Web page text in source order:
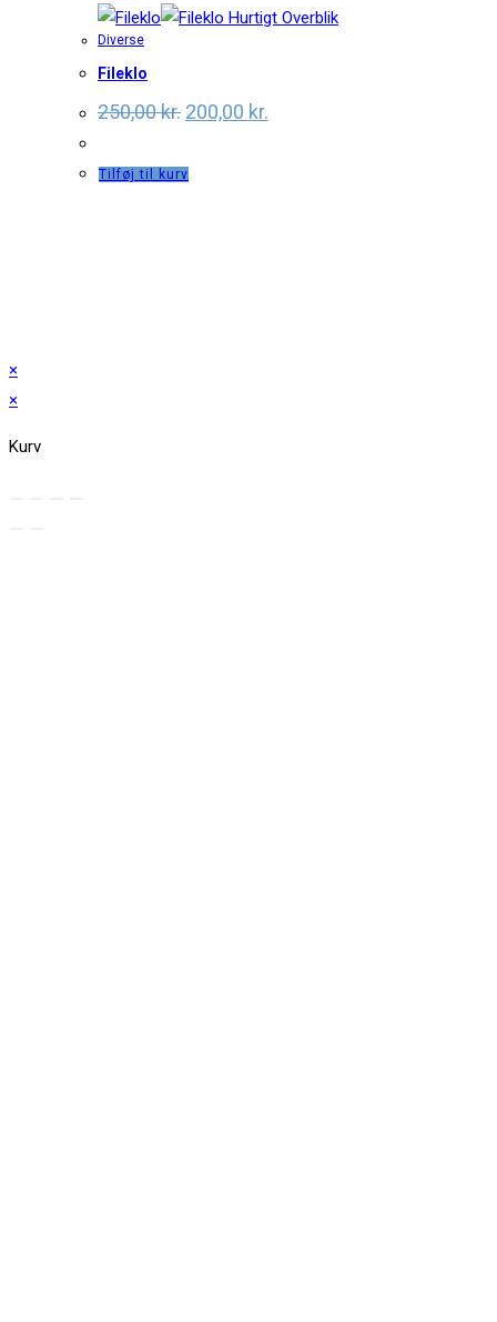
Hurtigt Overblik
Diverse
Fileklo
250,00kr. 200,00 kr.
Tilføj til kurv
×
×
Kurv